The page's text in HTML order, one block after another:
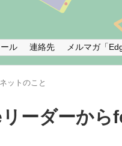
ル 連絡先 メルマガ「
ネットのこと
ーダーから